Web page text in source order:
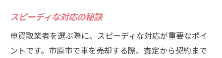
スピーディな対応の秘訣
車買取業者を選ぶ際に、スピーディな対応が重要なポイ
ントです。市原市で車を売却する際、査定から契約まで